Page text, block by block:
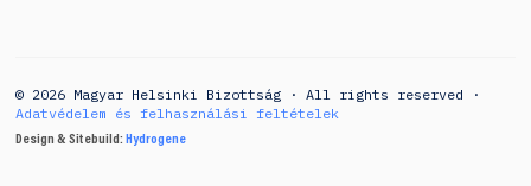
© 2026 Magyar Helsinki Bizottság · All rights reserved ·
Adatvédelem és felhasználási feltételek
Design & Sitebuild: Hydrogene